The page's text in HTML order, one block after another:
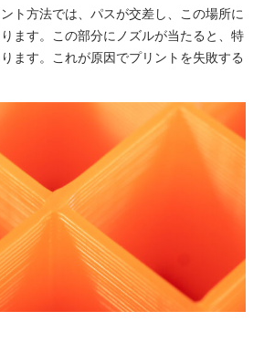
ト方法では、パスが交差し、この場所に
ます。この部分にノズルが当たると、特
ます。これが原因でプリントを失敗する